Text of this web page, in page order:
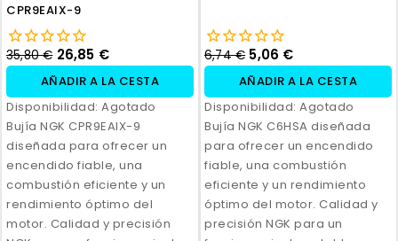
CPR9EAIX-9
35,80 € 26,85 €
AÑADIR A LA CESTA
Disponibilidad: Agotado
Bujía NGK CPR9EAIX-9
diseñada para ofrecer un
encendido fiable, una
combustión eficiente y un
rendimiento óptimo del
motor. Calidad y precisión
6,74 € 5,06 €
AÑADIR A LA CESTA
Disponibilidad: Agotado
Bujía NGK C6HSA diseñada
para ofrecer un encendido
fiable, una combustión
eficiente y un rendimiento
óptimo del motor. Calidad y
precisión NGK para un